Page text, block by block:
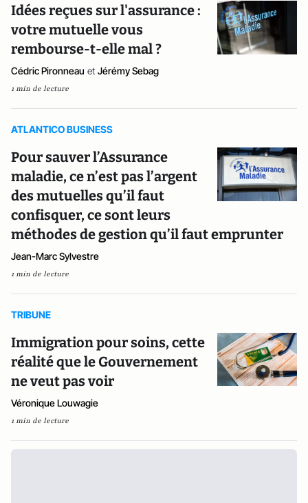
Idées reçues sur l'assurance :
votre mutuelle vous
rembourse-t-elle mal ?
Cédric Pironneau et Jérémy Sebag
1 min de lecture
ATLANTICO BUSINESS
Pour sauver l’Assurance
maladie, ce n’est pas l’argent
des mutuelles qu’il faut
confisquer, ce sont leurs
méthodes de gestion qu’il faut emprunter
Jean-Marc Sylvestre
1 min de lecture
TRIBUNE
Immigration pour soins, cette
réalité que le Gouvernement
ne veut pas voir
Véronique Louwagie
1 min de lecture